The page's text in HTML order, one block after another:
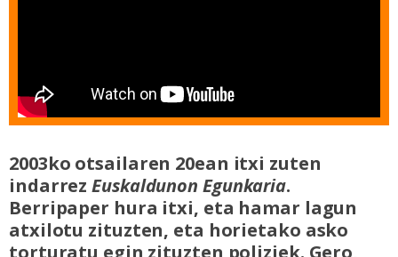
2003ko otsailaren 20ean itxi zuten
indarrezEuskaldunon Egunkaria.
Berripaper hura itxi, eta hamar lagun
atxilotu zituzten, eta horietako asko